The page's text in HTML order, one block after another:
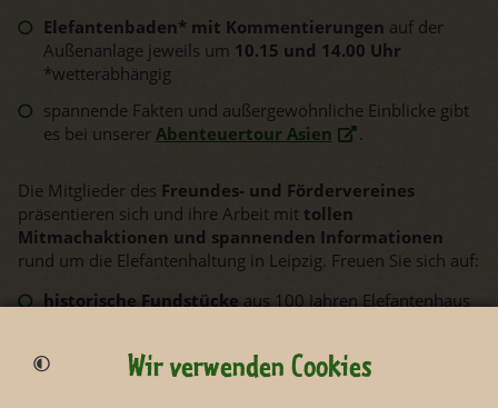
Elefantenbaden* mit Kommentierungen auf der
Außenanlage jeweils um 10.15 und 14.00 Uhr
*wetterabhängig
spannende Fakten und außergewöhnliche Einblicke gibt
es bei unserer Abenteuertour Asien .
Die Mitglieder des Freundes- und Fördervereines
präsentieren sich und ihre Arbeit mit tollen
Mitmachaktionen und spannenden Informationen
rund um die Elefantenhaltung in Leipzig. Freuen Sie sich auf:
historische Fundstücke aus 100 Jahren Elefantenhaus
unserer ElefantenWir verwenden Cookies